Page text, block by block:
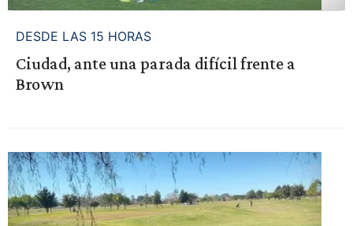
DESDE LAS 15 HORAS
Ciudad, ante una parada difícil frente a
Brown